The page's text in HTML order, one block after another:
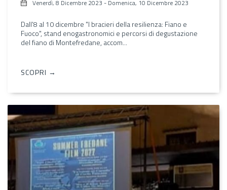
Venerdì, 8 Dicembre 2023 - Domenica, 10 Dicembre 2023
Dall'8 al 10 dicembre "I bracieri della resilienza: Fiano e
Fuoco", stand enogastronomici e percorsi di degustazione
del fiano di Montefredane, accom...
SCOPRI →